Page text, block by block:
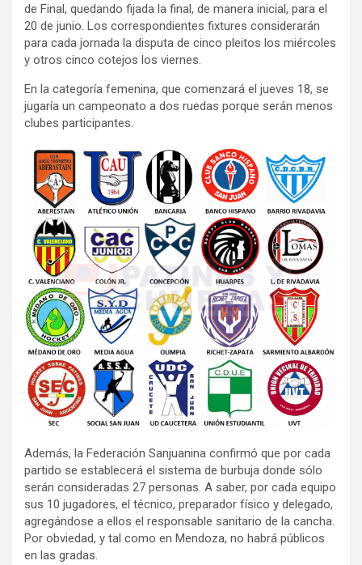
de Final, quedando fijada la final, de manera inicial, para el
20 de junio. Los correspondientes fixtures considerarán
para cada jornada la disputa de cinco pleitos los miércoles
y otros cinco cotejos los viernes.
En la categoría femenina, que comenzará el jueves 18, se
jugaría un campeonato a dos ruedas porque serán menos
clubes participantes.
Además, la Federación Sanjuanina confirmó que por cada
partido se establecerá el sistema de burbuja donde sólo
serán consideradas 27 personas. A saber, por cada equipo
sus 10 jugadores, el técnico, preparador físico y delegado,
agregándose a ellos el responsable sanitario de la cancha.
Por obviedad, y tal como en Mendoza, no habrá públicos
en las gradas.